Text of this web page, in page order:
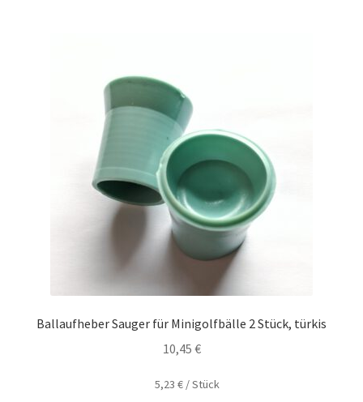
Ballaufheber Sauger für Minigolfbälle 2 Stück, türkis
10,45 €
5,23€ /Stück